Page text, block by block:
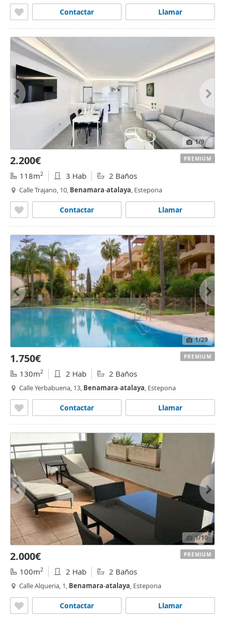
Llamar
Contactar
1/9
2.200€
118m2 3 Hab 2 Baños
Calle Trajano, 10, Benamara-atalaya, Estepona
Llamar
Contactar
PREMIUM
1/29
1.750€
130m2 2 Hab 2 Baños
Calle Yerbabuena, 13, Benamara-atalaya, Estepona
Llamar
Contactar
PREMIUM
1/10
2.000€
100m2 2 Hab 2 Baños
Calle Alqueria, 1, Benamara-atalaya, Estepona
Llamar
Contactar
PREMIUM